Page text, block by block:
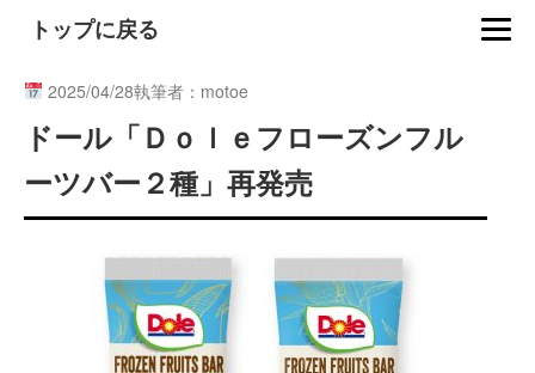
トップに戻る
2025/04/28執筆者：motoe
ドール「Ｄｏｌｅフローズンフル
ーツバー２種」再発売